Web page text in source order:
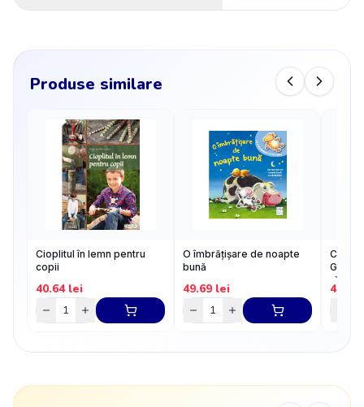
Produse similare
Cioplitul în lemn pentru
copii
40.64lei
O îmbrățișare de noapte
bună
49.69 lei
Carte
47.57